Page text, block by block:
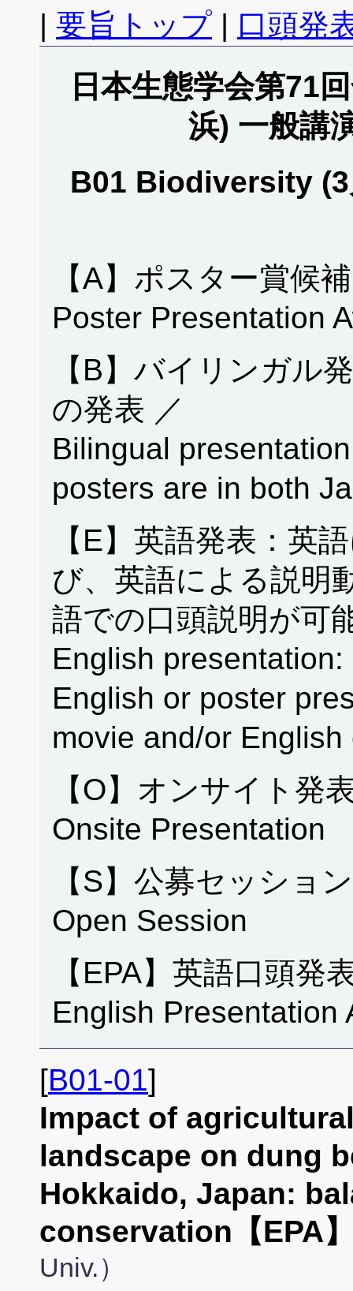
| 要旨トップ | 口頭発
日本生態学会第71
浜) 一般講
B01 Biodiversity
【A】ポスター賞候
Poster Presentation
【B】バイリンガル
の発表 ／
Bilingual
posters are in both
【E】英語発表：英
び、英語による説明
語での口頭説明が可
English
English or poster
movie and/or
【O】オンサイト発
Onsite Presentation
【S】公募セッショ
Open Session
【EPA】英語口頭発
English Presentation
[B01-01]
Impact of
landscape on dung
Hokkaido, Japan:
conservation【EPA
Univ.）